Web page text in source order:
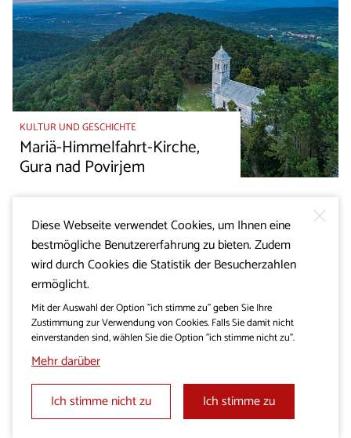
KULTUR UND GESCHICHTE
Mariä-Himmelfahrt-Kirche,
Gura nad Povirjem
Diese Webseite verwendet Cookies, um Ihnen eine
bestmögliche Benutzererfahrung zu bieten. Zudem
wird durch Cookies die Statistik der Besucherzahlen
ermöglicht.
Mit der Auswahl der Option "ich stimme zu" geben Sie Ihre
Zustimmung zur Verwendung von Cookies. Falls Sie damit nicht
einverstanden sind, wählen Sie die Option "ich stimme nicht zu".
Mehr darüber
Ich stimme nicht zu
Ich stimme zu